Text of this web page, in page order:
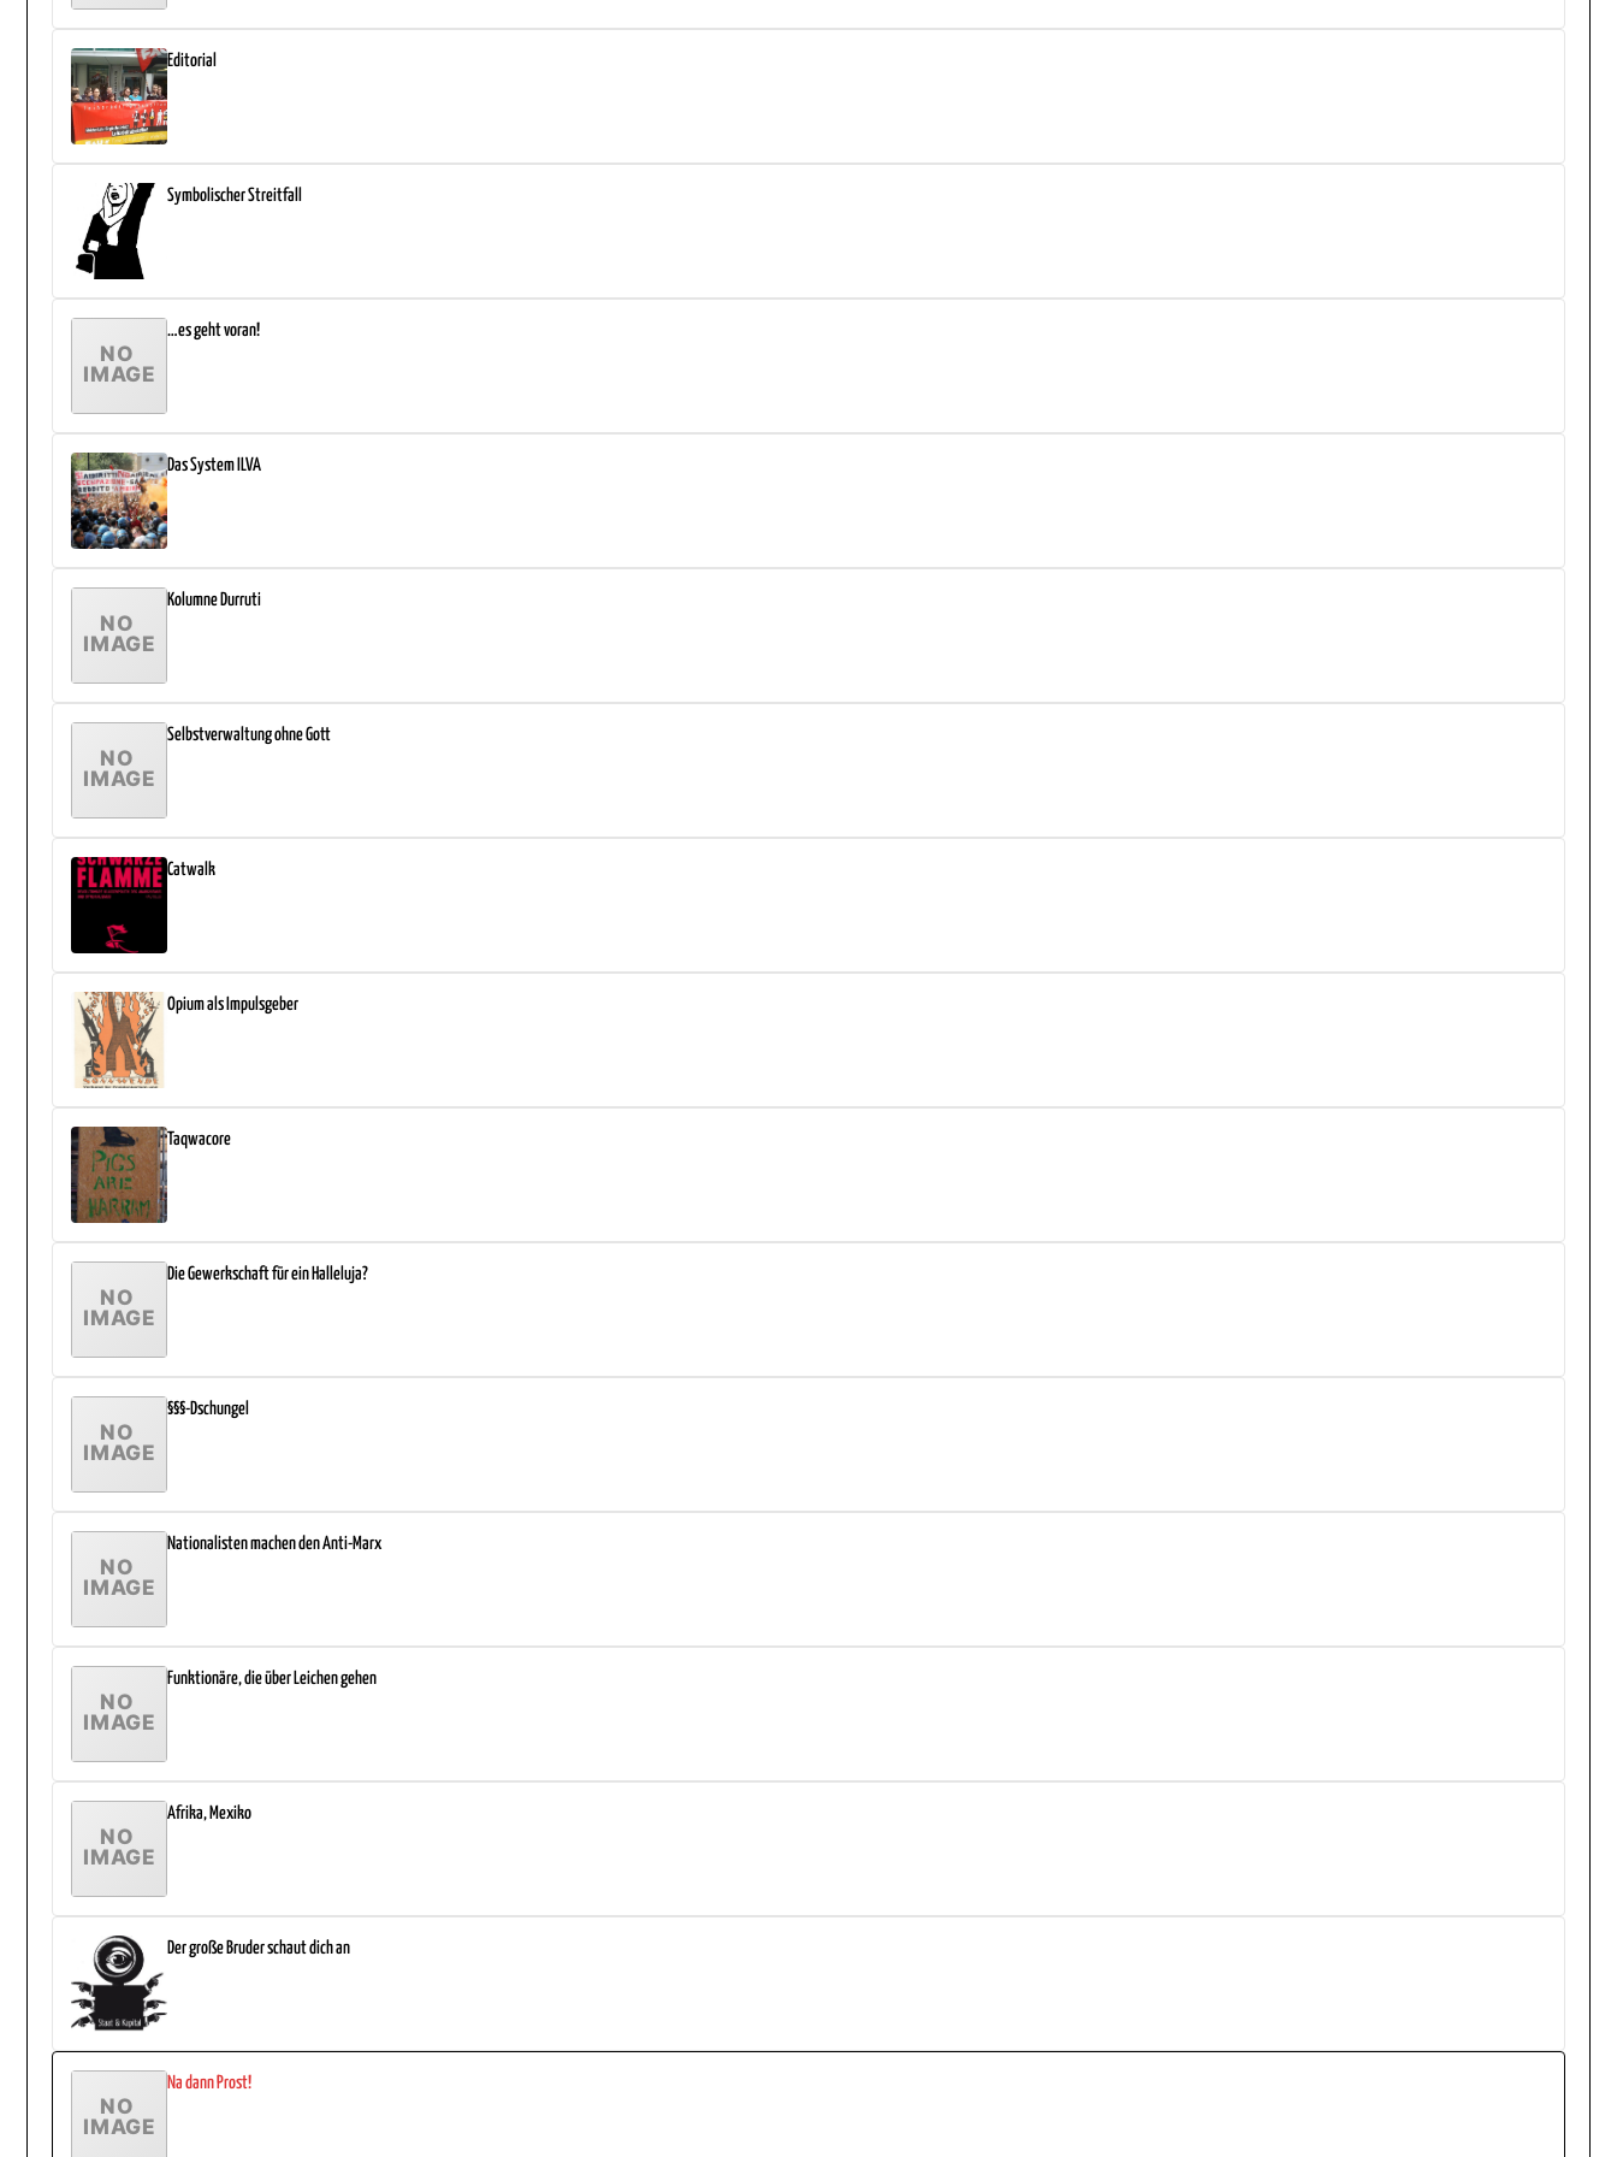
Editorial
Symbolischer Streitfall
…es geht voran!
Das System ILVA
Kolumne Durruti
Selbstverwaltung ohne Gott
Catwalk
Opium als Impulsgeber
Taqwacore
Die Gewerkschaft für ein Halleluja?
§§§-Dschungel
Nationalisten machen den Anti-Marx
Funktionäre, die über Leichen gehen
Afrika, Mexiko
Der große Bruder schaut dich an
Na dann Prost!